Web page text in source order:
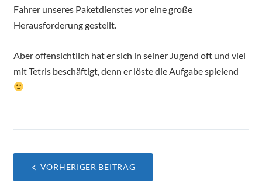
Fahrer unseres Paketdienstes vor eine große
Herausforderung gestellt.
Aber offensichtlich hat er sich in seiner Jugend oft und viel
mit Tetris beschäftigt, denn er löste die Aufgabe spielend
Beitragsnavigation
VORHERIGER BEITRAG